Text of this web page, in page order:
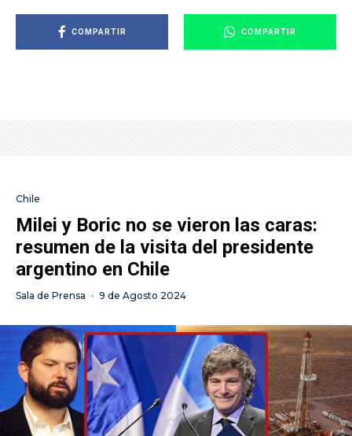
COMPARTIR COMPARTIR
Chile
Milei y Boric no se vieron las caras:
resumen de la visita del presidente
argentino en Chile
Sala de Prensa · 9 de Agosto 2024